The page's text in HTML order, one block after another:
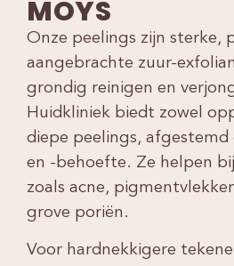
MOYS
Onze peelings zijn sterke,
aangebrachte zuur-
grondig reinigen en
Huidkliniek biedt zowel
diepe peelings,
en -behoefte. Ze helpen
zoals acne,
grove poriën.
Voor hardnekkigere